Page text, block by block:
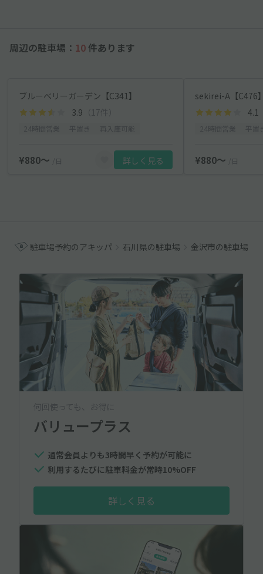
周辺の駐車場： 10 件あります
ブルーベリーガーデン【C341】
3.9 （17件）
¥880〜 /日 詳しく見る
sekirei-A【C476
4.1
¥880〜 /日
駐車場予約のアキッパ 石川県の駐車場 金沢市の駐車場
何回使っても、お得に
バリュープラス
通常会員よりも3時間早く予約が可能に
利用するたびに駐車料金が常時10%OFF
詳しく見る